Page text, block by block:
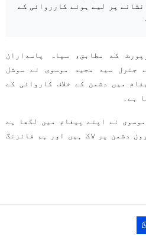
پر لیے ہوئے کارروائی کے
کے مطابق، سپاہ پاسداران
جنرل سید مجید موسوی نے سوشل
میں دشمن کے خلاف کاروائی کے
ہے۔
نے اپنے پیغام میں لکھا ہے
دشمن پر لاک ہیں اور ہم فائرنگ